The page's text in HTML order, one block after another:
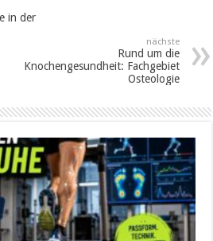
in der
nächste
Rund um die
Knochengesundheit: Fachgebiet
Osteologie